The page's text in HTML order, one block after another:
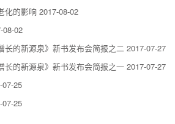
化的影响 2017-08-02
08-02
长的新源泉》新书发布会简报之二 2017-07-27
长的新源泉》新书发布会简报之一 2017-07-27
07-25
07-25